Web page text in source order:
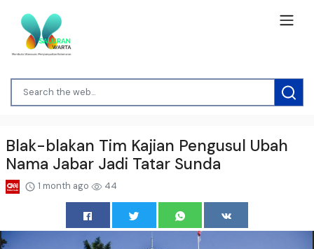
Blak-blakan Tim Kajian Pengusul Ubah
Nama Jabar Jadi Tatar Sunda
1 month ago 44